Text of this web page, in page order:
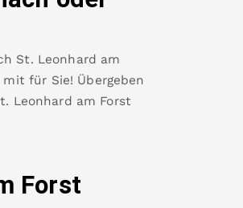
St. Leonhard am
für Sie! Übergeben
Leonhard am Forst
Forst